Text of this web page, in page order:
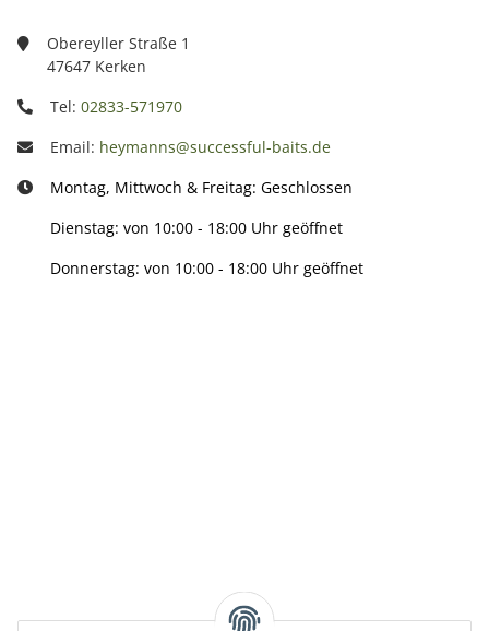
Obereyller Straße 1
47647 Kerken
Tel: 02833-571970
Email: heymanns@successful-baits.de
Montag, Mittwoch & Freitag: Geschlossen
Dienstag: von 10:00 - 18:00 Uhr geöffnet
Donnerstag: von 10:00 - 18:00 Uhr geöffnet